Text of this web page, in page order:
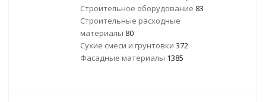
Строительное оборудование 83
Строительные расходные
материалы 80
Сухие смеси и грунтовки 372
Фасадные материалы 1385